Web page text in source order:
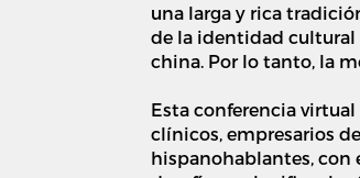
una larga y rica
de la identidad cultural
china. Por lo tanto, la
Esta conferencia
clínicos, empresarios
hispanohablantes, con